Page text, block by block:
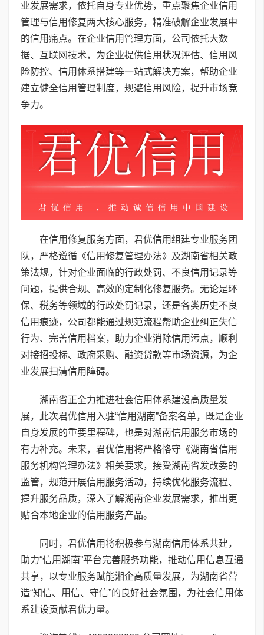
业发展需求，依托自身专业优势，重点聚焦企业信用
管理与信用修复两大核心服务，精准破解企业发展中
的信用痛点。在企业信用管理方面，公司依托大数
据、互联网技术，为企业提供信用状况评估、信用风
险防控、信用体系搭建等一站式解决方案，帮助企业
建立健全信用管理制度，规避信用风险，提升市场竞
争力。
在信用修复服务方面，君优信用组建专业服务团
队，严格遵循《信用修复管理办法》及湖南省相关政
策法规，针对企业面临的行政处罚、不良信用记录等
问题，提供合规、高效的定制化修复服务。无论是环
保、税务等领域的行政处罚记录，还是各类历史不良
信用痕迹，公司都能通过规范流程帮助企业纠正失信
行为、完善信用档案，助力企业消除信用污点，顺利
对接招投标、政府采购、融资贷款等市场资源，为企
业发展扫清信用障碍。
湖南省正全力推进社会信用体系建设高质量发
展，此次君优信用入驻“信用湖南”备案名单，既是企业
自身发展的重要里程碑，也是对湖南信用服务市场的
有力补充。未来，君优信用将严格恪守《湖南省信用
服务机构管理办法》相关要求，接受湖南省发改委的
监管，规范开展信用服务活动，持续优化服务流程、
提升服务品质，深入了解湖南企业发展需求，推出更
贴合本地企业的信用服务产品。
同时，君优信用将积极参与湖南信用体系共建，
助力“信用湖南”平台完善服务功能，推动信用信息互通
共享，以专业服务赋能湘企高质量发展，为湖南省营
造“知信、用信、守信”的良好社会氛围，为社会信用体
系建设贡献君优力量。